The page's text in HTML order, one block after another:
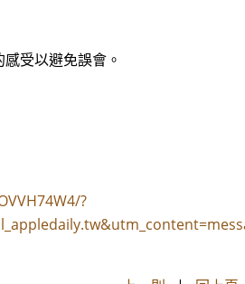
受以避免誤會。
?